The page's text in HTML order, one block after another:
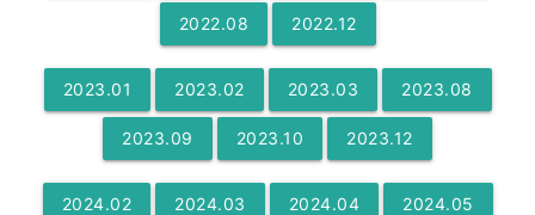
2022.08 2022.12
2023.01 2023.02 2023.03 2023.08
2023.09 2023.10 2023.12
2024.02 2024.03 2024.04 2024.05